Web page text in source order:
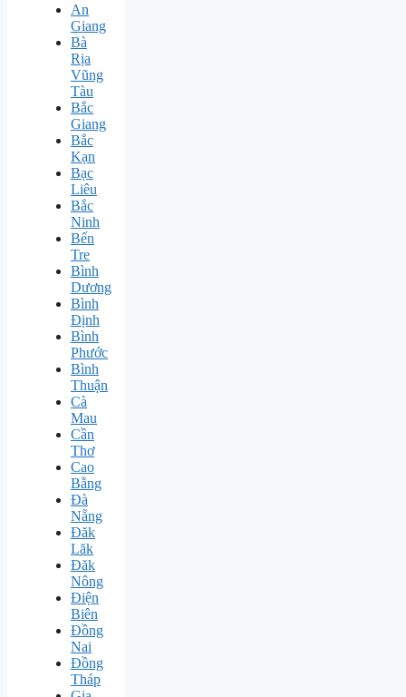
An
Giang
Bà
Rịa
Vũng
Tàu
Bắc
Giang
Bắc
Kạn
Bạc
Liêu
Bắc
Ninh
Bến
Tre
Bình
Dương
Bình
Định
Bình
Phước
Bình
Thuận
Cà
Mau
Cần
Thơ
Cao
Bằng
Đà
Nẵng
Đăk
Lăk
Đăk
Nông
Điện
Biên
Đồng
Nai
Đồng
Tháp